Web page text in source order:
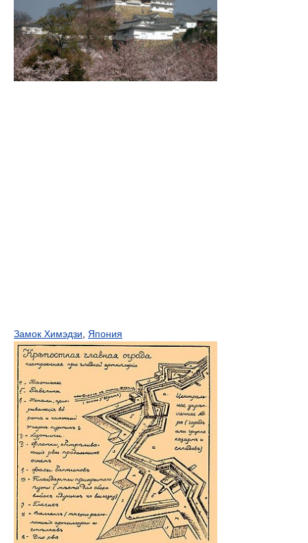
Замок Химэдзи Япония